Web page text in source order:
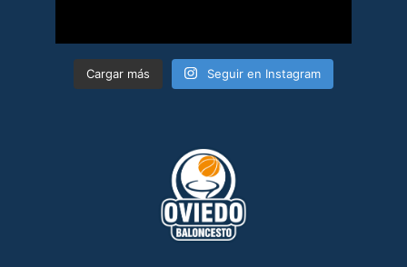
Cargar más Seguir en Instagram